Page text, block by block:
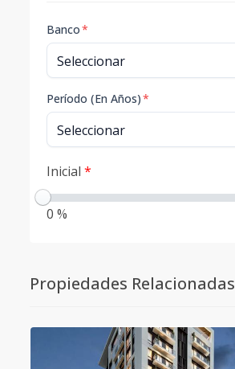
Banco*
Período (En Años)*
Inicial *
0 %
Propiedades Relacionadas